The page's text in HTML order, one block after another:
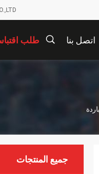
اتصل بنا طلب
جميع المنتجات